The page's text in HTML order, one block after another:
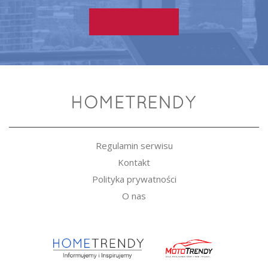
Regulamin serwisu
Kontakt
Polityka prywatności
O nas